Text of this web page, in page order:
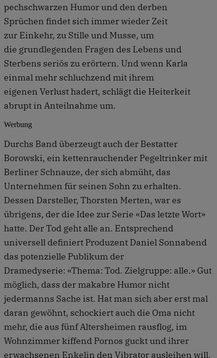
pechschwarzen Humor und den derben
Sprüchen findet sich immer wieder Zeit
zur Einkehr, zu Stille und Musse, um
die grundlegenden Fragen des Lebens und
Sterbens seriös zu erörtern. Und wenn Karla
einmal mehr schluchzend mit ihrem
eigenen Verlust hadert, schlägt die Heiterkeit
abrupt in Anteilnahme um.
Werbung
Durchs Band überzeugt auch der Bestatter
Borowski, ein kettenrauchender Pegeltrinker mit
Berliner Schnauze, der sich abmüht, das
Unternehmen für seinen Sohn zu erhalten.
Dessen Darsteller, Thorsten Merten, war es
übrigens, der die Idee zur Serie «Das letzte Wort»
hatte. Der Tod geht alle an. Entsprechend
universell definiert Produzent Daniel Sonnabend
das potenzielle Publikum der
Dramedyserie: «Thema: Tod. Zielgruppe: alle.» Gut
möglich, dass der makabre Humor nicht
jedermanns Sache ist. Hat man sich aber erst mal
daran gewöhnt, schockiert auch die Oma nicht
mehr, die aus fünf Altersheimen rausflog, im
Wohnzimmer kiffend Pornos guckt und ihrer
erwachsenen Enkelin den Vibrator ausleihen will,